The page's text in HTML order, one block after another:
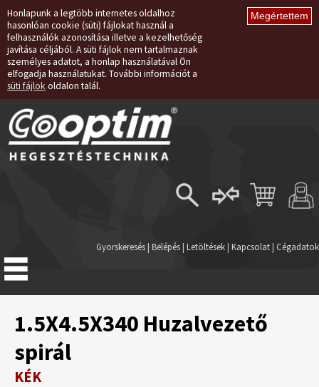
Honlapunk a legtöbb internetes oldalhoz
hasonlóan cookie (süti) fájlokat használ a
felhasználók azonosítása illetve a kezelhetőség
javítása céljából. A süti fájlok nem tartalmaznak
személyes adatot, a honlap használatával Ön
elfogadja használatukat. További információt a
süti fájlok oldalon talál.
Regisztráció
Gyorskeresés| Belépés | Letöltések | Kapcsolat | Cégadatok
1.5X4.5X340 Huzalvezető
spirál
KÉK